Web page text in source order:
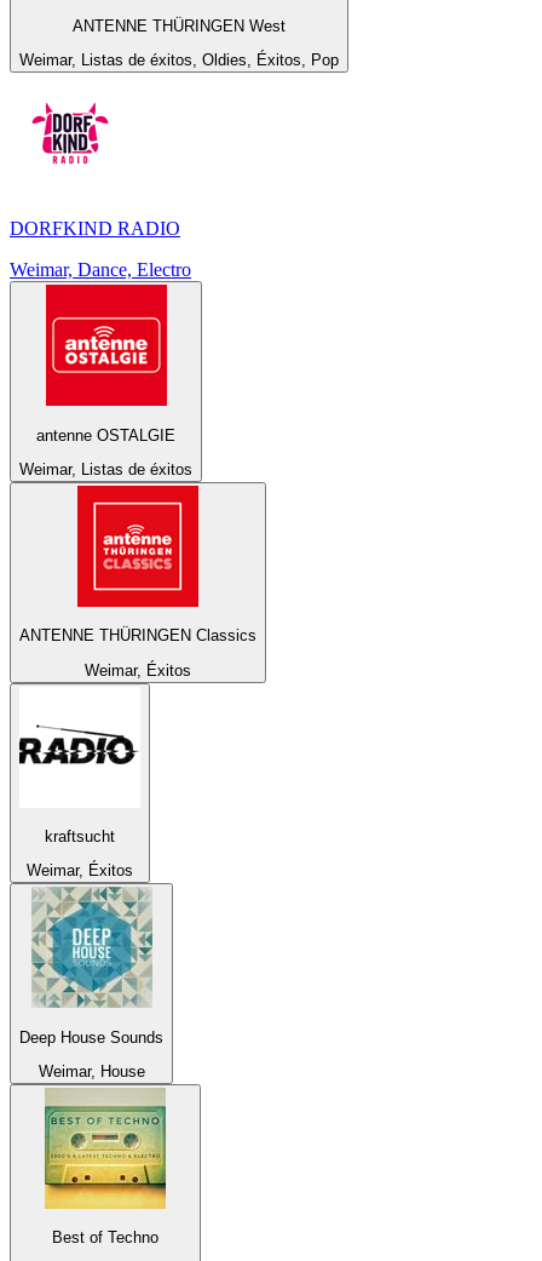
ANTENNE THÜRINGEN West
Weimar, Listas de éxitos, Oldies, Éxitos, Pop
DORFKIND RADIO
Weimar, Dance, Electro
antenne OSTALGIE
Weimar, Listas de éxitos
ANTENNE THÜRINGEN Classics
Weimar, Éxitos
kraftsucht
Weimar, Éxitos
Deep House Sounds
Weimar, House
Best of Techno